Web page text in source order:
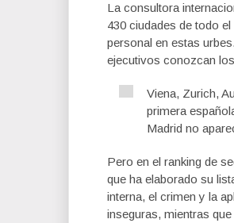
La consultora
430 ciudades de todo
personal en estas
ejecutivos conozcan
Viena, Zurich,
primera
Madrid no
Pero en el ranking de
que ha elaborado su
interna, el crimen y la
inseguras, mientras